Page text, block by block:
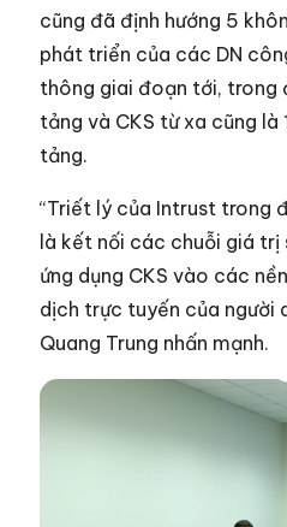
cũng đã định hướng 5
phát triển của các DN
thông giai đoạn tới, trong
tảng và CKS từ xa cũng là
tảng.
“Triết lý của Intrust trong
là kết nối các chuỗi giá trị
ứng dụng CKS vào các
dịch trực tuyến của người
Quang Trung nhấn mạnh.